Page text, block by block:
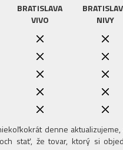
BRATISLAVA
VIVO
NIVY
denne
stať, že tovar, ktorý si